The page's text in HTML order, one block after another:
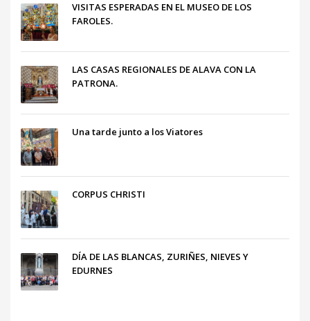
VISITAS ESPERADAS EN EL MUSEO DE LOS
FAROLES.
LAS CASAS REGIONALES DE ALAVA CON LA
PATRONA.
Una tarde junto a los Viatores
CORPUS CHRISTI
DÍA DE LAS BLANCAS, ZURIÑES, NIEVES Y
EDURNES